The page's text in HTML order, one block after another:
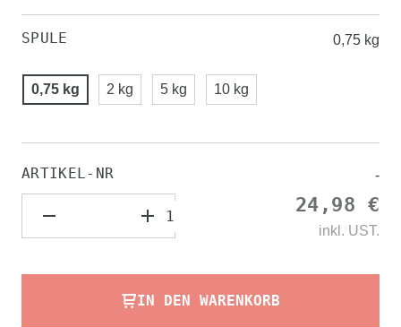
SPULE 0,75 kg
0,75 kg 2 kg 5 kg 10 kg
ARTIKEL-NR -
24,98 €
inkl. UST.
IN DEN WARENKORB